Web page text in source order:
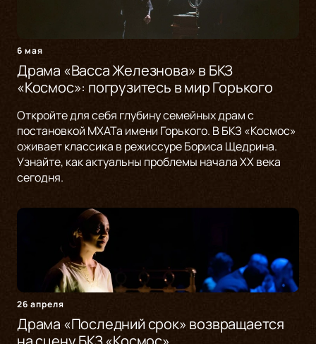
6 мая
Драма «Васса Железнова» в БКЗ
«Космос»: погрузитесь в мир Горького
Откройте для себя глубину семейных драм с
постановкой МХАТа имени Горького. В БКЗ «Космос»
оживает классика в режиссуре Бориса Щедрина.
Узнайте, как актуальны проблемы начала XX века
сегодня.
26 апреля
Драма «Последний срок» возвращается